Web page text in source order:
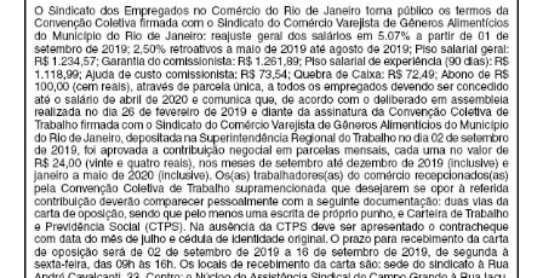
Coletivo de Igualdade Racial
DENÚNCIAS
SERVIÇOS
Acordos e convenções
Cadastro de empresa
Homologações